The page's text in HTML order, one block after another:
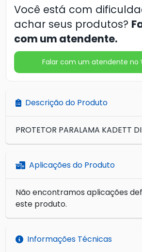
Você está com
achar seus produtos?
com um atendente.
Falar com um atendente no
Descrição do Produto
PROTETOR PARALAMA KADETT
Aplicações do Produto
Não encontramos aplicações
este produto.
Informações Técnicas